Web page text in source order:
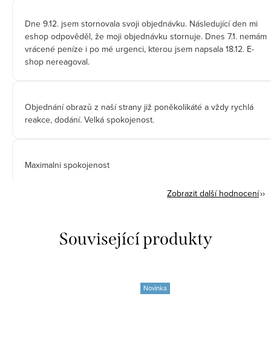
Dne 9.12. jsem stornovala svoji objednávku. Následující den mi
eshop odpověděl, že moji objednávku stornuje. Dnes 7.1. nemám
vrácené peníze i po mé urgenci, kterou jsem napsala 18.12. E-
shop nereagoval.
Objednání obrazů z naší strany již poněkolikáté a vždy rychlá
reakce, dodání. Velká spokojenost.
Maximalni spokojenost
Zobrazit další hodnocení
Související produkty
Novinka